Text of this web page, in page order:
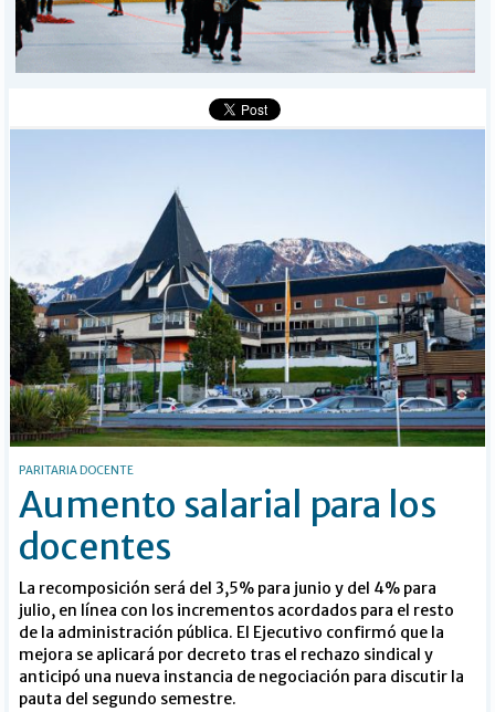
MÁS
BÚSQUEDA
PARITARIA DOCENTE
Aumento salarial para los
docentes
La recomposición será del 3,5% para junio y del 4% para
julio, en línea con los incrementos acordados para el resto
de la administración pública. El Ejecutivo confirmó que la
mejora se aplicará por decreto tras el rechazo sindical y
anticipó una nueva instancia de negociación para discutir la
pauta del segundo semestre.